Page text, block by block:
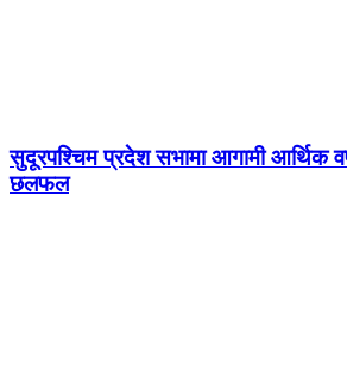
सुदूरपश्चिम प्रदेश सभामा आगामी आर्थिक
छलफल